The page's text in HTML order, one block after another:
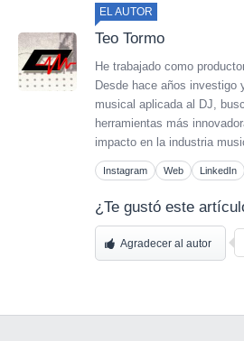
EL AUTOR
Teo Tormo
He trabajado como
Desde hace años investigo
musical aplicada al DJ,
herramientas más
impacto en la industria
Instagram Web LinkedIn
¿Te gustó este
Agradecer al autor